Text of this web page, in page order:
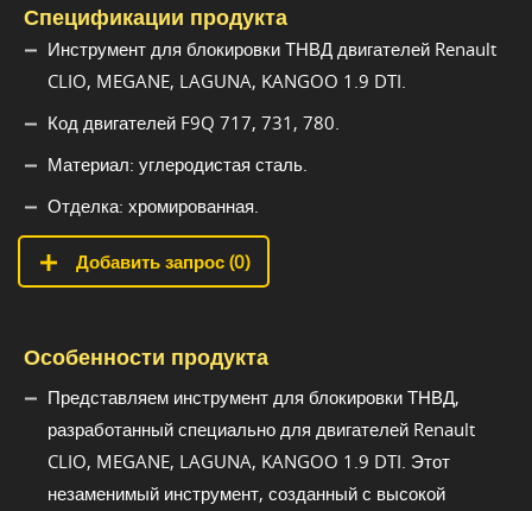
Спецификации продукта
Инструмент для блокировки ТНВД двигателей Renault
CLIO, MEGANE, LAGUNA, KANGOO 1.9 DTI.
Код двигателей F9Q 717, 731, 780.
Материал: углеродистая сталь.
Отделка: хромированная.
Добавить запрос (0)
Особенности продукта
Представляем инструмент для блокировки ТНВД,
разработанный специально для двигателей Renault
CLIO, MEGANE, LAGUNA, KANGOO 1.9 DTI. Этот
незаменимый инструмент, созданный с высокой